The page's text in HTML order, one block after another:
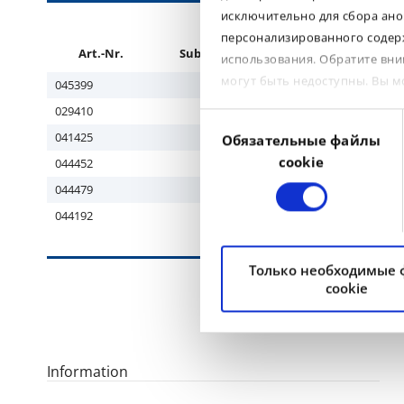
исключительно для сбора
персонализированного
использования. Обратите
могут быть недоступны. Вы
согласия
Обязательные файлы
cookie
Только необходимые
cookie
Art.-Nr. Subgroup Tyre size
045399
21.00R33
029410
EM 27.00R49
041425
33.00R51
044452
33.00R51
044479
36.00R51
044192
Information